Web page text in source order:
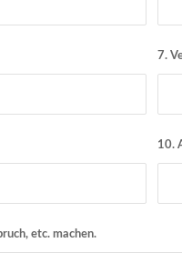
7.
10.
etc. machen.